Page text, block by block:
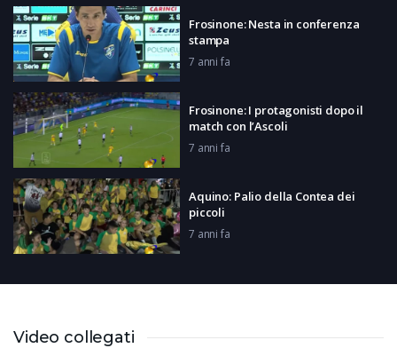
Frosinone: Nesta in conferenza
stampa
7 anni fa
Frosinone: I protagonisti dopo il
match con l’Ascoli
7 anni fa
Aquino: Palio della Contea dei
piccoli
7 anni fa
Fiuggi: Presentazione App
Video collegati